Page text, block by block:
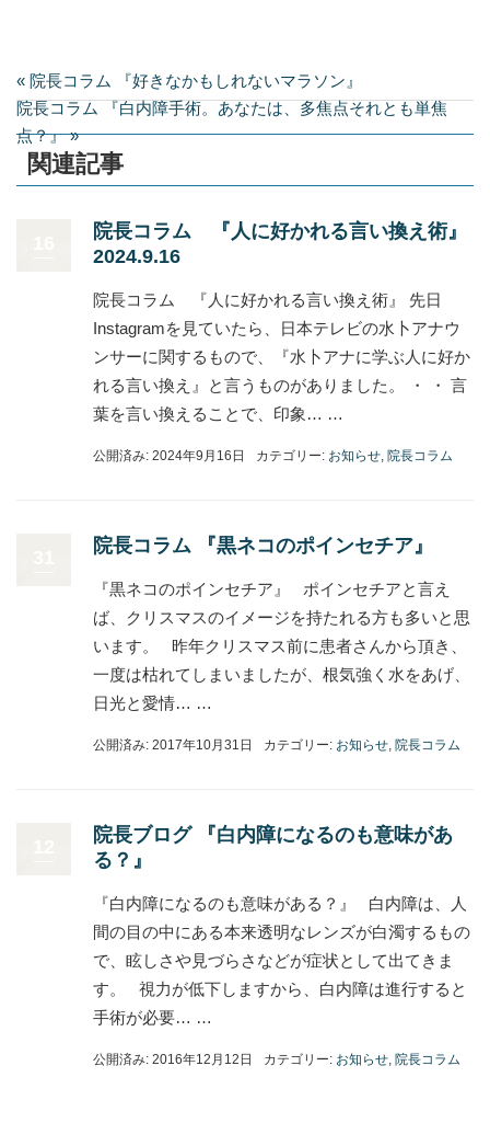
« 院長コラム 『好きなかもしれないマラソン』
院長コラム 『白内障手術。あなたは、多焦点それとも単焦
点？』 »
関連記事
院長コラム 『人に好かれる言い換え術』
2024.9.16
院長コラム 『人に好かれる言い換え術』 先日
Instagramを見ていたら、日本テレビの水卜アナウ
ンサーに関するもので、『水卜アナに学ぶ人に好か
れる言い換え』と言うものがありました。 ・ ・ 言
葉を言い換えることで、印象… …
公開済み: 2024年9月16日 カテゴリー: お知らせ, 院長コラム
院長コラム 『黒ネコのポインセチア』
『黒ネコのポインセチア』 ポインセチアと言え
ば、クリスマスのイメージを持たれる方も多いと思
います。 昨年クリスマス前に患者さんから頂き、
一度は枯れてしまいましたが、根気強く水をあげ、
日光と愛情… …
公開済み: 2017年10月31日 カテゴリー: お知らせ, 院長コラム
院長ブログ 『白内障になるのも意味があ
る？』
『白内障になるのも意味がある？』 白内障は、人
間の目の中にある本来透明なレンズが白濁するもの
で、眩しさや見づらさなどが症状として出てきま
す。 視力が低下しますから、白内障は進行すると
手術が必要… …
公開済み: 2016年12月12日 カテゴリー: お知らせ, 院長コラム